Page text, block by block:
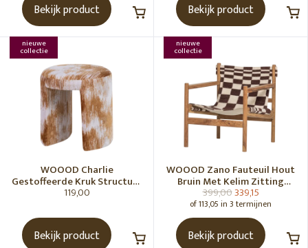
Bekijk product Bekijk product
nieuwe
collectie
WOOOD Charlie
Gestoffeerde Kruk Structuur
Stof Karamelbruin [Fsc]
119,00
Bekijk product
nieuwe
collectie
WOOOD Zano Fauteuil Hout
Bruin Met Kelim Zitting
Naturel
399,00339,15
of 113,05 in 3 termijnen
Bekijk product